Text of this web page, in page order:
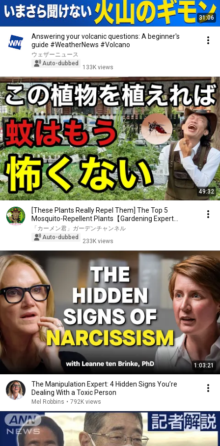
31:06
Answering your volcanic questions: A beginner's
guide #WeatherNews #Volcano
ウェザーニュース
Auto-dubbed
133K views
49:32
[These Plants Really Repel Them] The Top 5
Mosquito-Repellent Plants【Gardening Expert
Carmen-kun】
「カーメン君」ガーデンチャンネル
Auto-dubbed
233K views
1:03:21
The Manipulation Expert: 4 Hidden Signs You’re
Dealing With a Toxic Person
Mel Robbins • 792K views